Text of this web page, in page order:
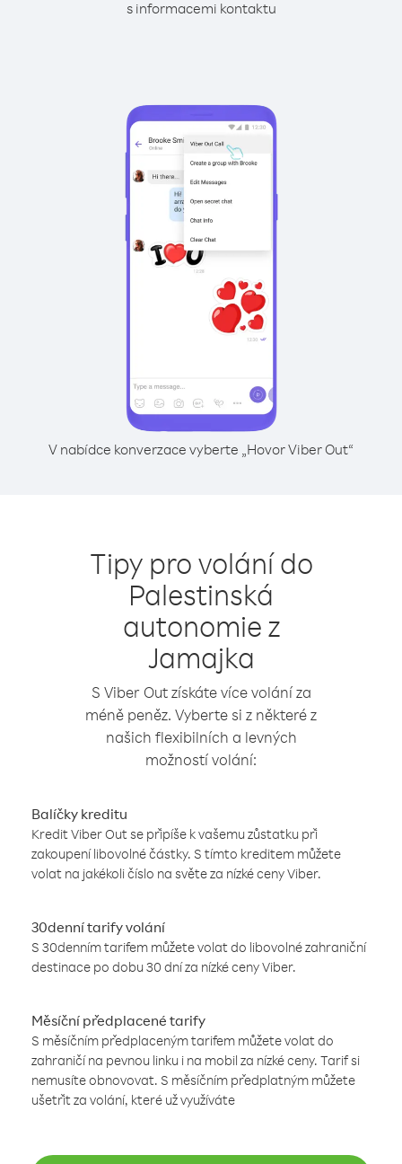
s informacemi kontaktu
V nabídce konverzace vyberte „Hovor Viber Out“
Tipy pro volání do
Palestinská
autonomie z
Jamajka
S Viber Out získáte více volání za
méně peněz. Vyberte si z některé z
našich flexibilních a levných
možností volání:
Balíčky kreditu
Kredit Viber Out se připíše k vašemu zůstatku při
zakoupení libovolné částky. S tímto kreditem můžete
volat na jakékoli číslo na světe za nízké ceny Viber.
30denní tarify volání
S 30denním tarifem můžete volat do libovolné zahraniční
destinace po dobu 30 dní za nízké ceny Viber.
Měsíční předplacené tarify
S měsíčním předplaceným tarifem můžete volat do
zahraničí na pevnou linku i na mobil za nízké ceny. Tarif si
nemusíte obnovovat. S měsíčním předplatným můžete
ušetřit za volání, které už využíváte